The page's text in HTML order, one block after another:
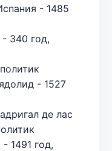
- 1485
340 год,
- 1527
де лас
1491 год,